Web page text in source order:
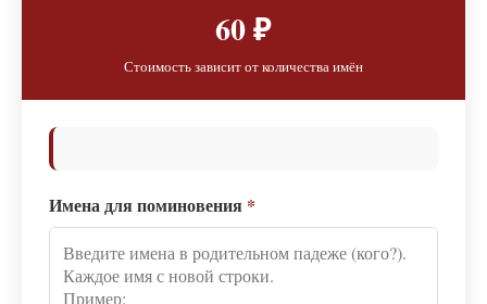
60 ₽
Стоимость зависит от количества имён
Имена для поминовения *